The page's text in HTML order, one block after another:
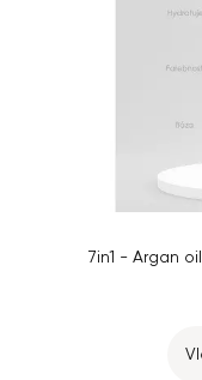
7in1 - Argan